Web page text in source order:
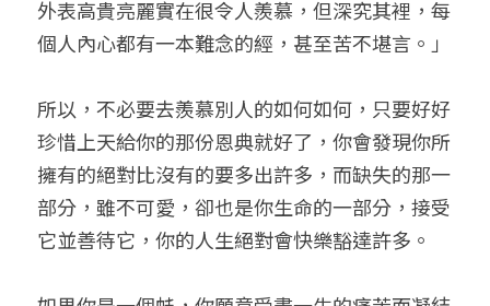
外表高貴亮麗實在很令人羨慕，但深究其裡，每
個人內心都有一本難念的經，甚至苦不堪言。」
所以，不必要去羨慕別人的如何如何，只要好好
珍惜上天給你的那份恩典就好了，你會發現你所
擁有的絕對比沒有的要多出許多，而缺失的那一
部分，雖不可愛，卻也是你生命的一部分，接受
它並善待它，你的人生絕對會快樂豁達許多。